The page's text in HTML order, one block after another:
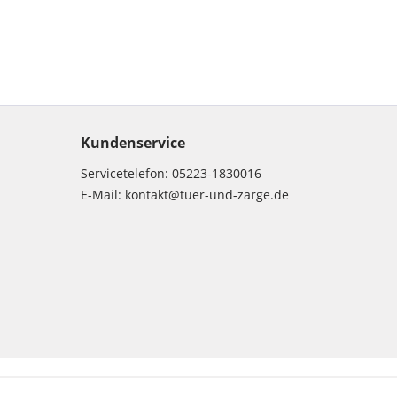
Kundenservice
Servicetelefon: 05223-1830016
E-Mail: kontakt@tuer-und-zarge.de